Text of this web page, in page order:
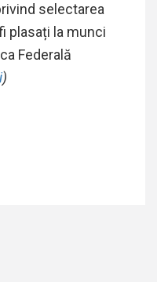
selectarea
plasați la munci
Federală
)